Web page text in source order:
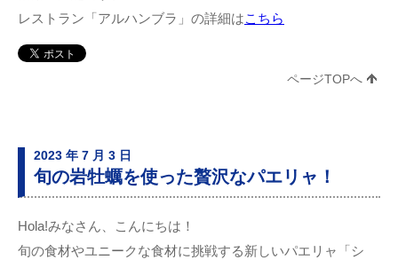
レストラン「アルハンブラ」の詳細はこちら
ページTOPへ
2023 年 7 月 3 日
旬の岩牡蠣を使った贅沢なパエリャ！
Hola!みなさん、こんにちは！
旬の食材やユニークな食材に挑戦する新しいパエリャ「シ